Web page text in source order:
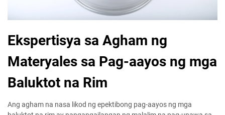
Ekspertisya sa Agham ng
Materyales sa Pag-aayos ng mga
Baluktot na Rim
Ang agham na nasa likod ng epektibong pag-aayos ng mga